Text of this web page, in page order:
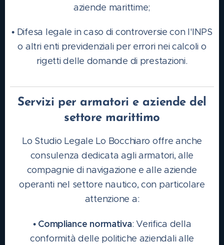
aziende marittime;
• Difesa legale in caso di controversie con l'INPS
o altri enti previdenziali per errori nei calcoli o
rigetti delle domande di prestazioni.
Servizi per armatori e aziende del
settore marittimo
Lo Studio Legale Lo Bocchiaro offre anche
consulenza dedicata agli armatori, alle
compagnie di navigazione e alle aziende
operanti nel settore nautico, con particolare
attenzione a:
• Compliance normativa: Verifica della
conformità delle politiche aziendali alle